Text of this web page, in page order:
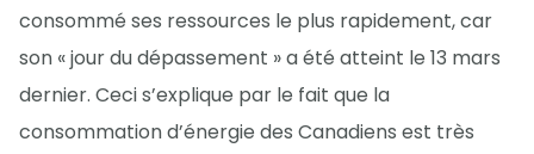
consommé ses ressources le plus rapidement, car
son « jour du dépassement » a été atteint le 13 mars
dernier. Ceci s’explique par le fait que la
consommation d’énergie des Canadiens est très